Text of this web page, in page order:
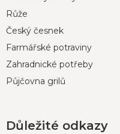
Růže
Český česnek
Farmářské potraviny
Zahradnické potřeby
Půjčovna grilů
Důležité odkazy